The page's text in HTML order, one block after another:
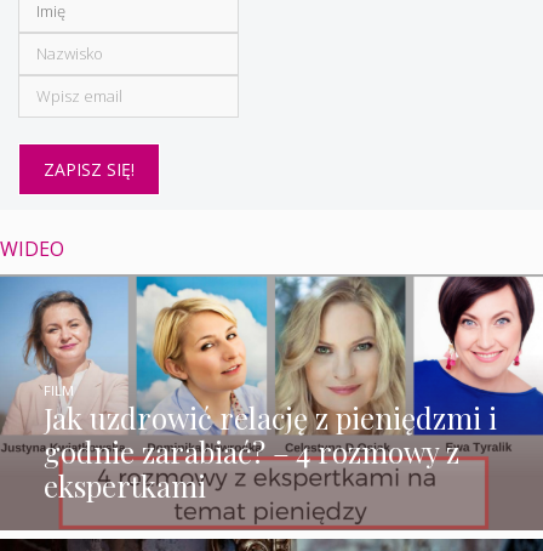
WIDEO
Jak uzdrowić relację z pieniędzmi i
godnie zarabiać? – 4 rozmowy z
ekspertkami
FILM